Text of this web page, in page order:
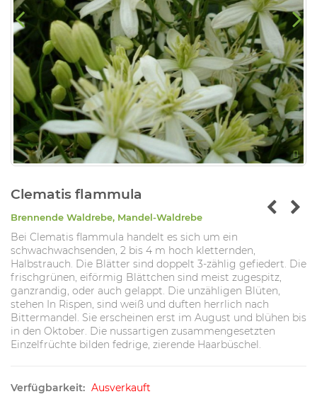
Clematis flammula
Brennende Waldrebe, Mandel-Waldrebe
Bei Clematis flammula handelt es sich um ein
schwachwachsenden, 2 bis 4 m hoch kletternden,
Halbstrauch. Die Blätter sind doppelt 3-zählig gefiedert. Die
frischgrünen, eiförmig Blättchen sind meist zugespitz,
ganzrandig, oder auch gelappt. Die unzähligen Blüten,
stehen In Rispen, sind weiß und duften herrlich nach
Bittermandel. Sie erscheinen erst im August und blühen bis
in den Oktober. Die nussartigen zusammengesetzten
Einzelfrüchte bilden fedrige, zierende Haarbüschel.
Verfügbarkeit: Ausverkauft